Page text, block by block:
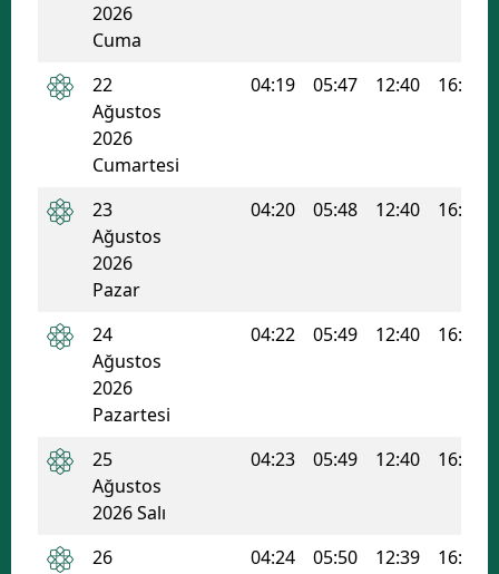
2026
Cuma
22
Ağustos
2026
Cumartesi
04:19 05:47 12:40 16:23
23
Ağustos
2026
Pazar
04:20 05:48 12:40 16:23
24
Ağustos
2026
Pazartesi
04:22 05:49 12:40 16:22
25
Ağustos
2026 Salı
04:23 05:49 12:40 16:21
26
04:24 05:50 12:39 16:21